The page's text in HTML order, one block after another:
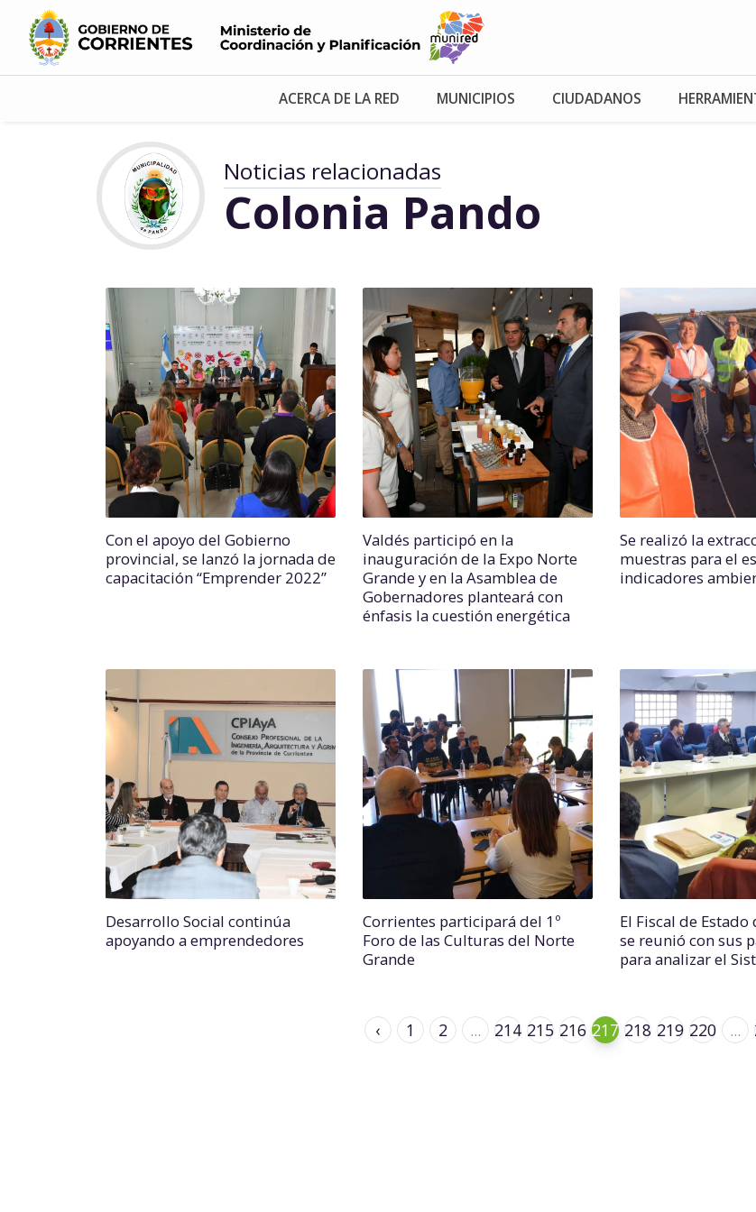
ACERCA DE LA RED MUNICIPIOS CIUDADANOS
Noticias relacionadas
Colonia Pando
Con el apoyo del Gobierno
provincial, se lanzó la jornada de
capacitación “Emprender 2022”
Valdés participó en la
inauguración de la Expo Norte
Grande y en la Asamblea de
Gobernadores planteará con
énfasis la cuestión energética
Se realizó la
muestras para el
indicadores
Desarrollo Social continúa
apoyando a emprendedores
Corrientes participará del 1º
Foro de las Culturas del Norte
Grande
El Fiscal de
se reunió con sus
para analizar el
‹ 1 2 ... 214 215 216 217 218 219 220 ...